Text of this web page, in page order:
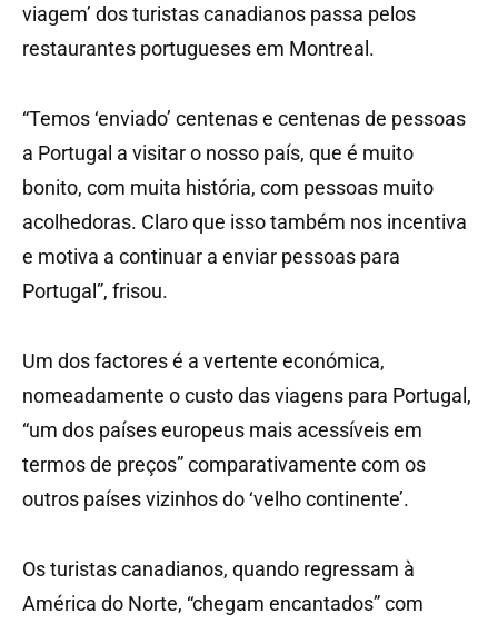
viagem’ dos turistas canadianos passa pelos
restaurantes portugueses em Montreal.
“Temos ‘enviado’ centenas e centenas de pessoas
a Portugal a visitar o nosso país, que é muito
bonito, com muita história, com pessoas muito
acolhedoras. Claro que isso também nos incentiva
e motiva a continuar a enviar pessoas para
Portugal”, frisou.
Um dos factores é a vertente económica,
nomeadamente o custo das viagens para Portugal,
“um dos países europeus mais acessíveis em
termos de preços” comparativamente com os
outros países vizinhos do ‘velho continente’.
Os turistas canadianos, quando regressam à
América do Norte, “chegam encantados” com